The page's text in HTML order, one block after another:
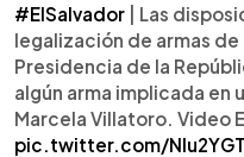
#ElSalvador | Las
legalización de armas
Presidencia de la
algún arma implicada en
Marcela Villatoro. Video
pic.twitter.com/